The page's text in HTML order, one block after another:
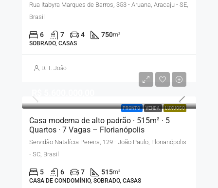
Rua Itabyra Marques de Barros, 353 - Aruana, Aracaju - SE,
Brasil
6 7 4 750m²
SOBRADO, CASAS
D. T. João
PRONTO VENDA LUXUOSO
Casa moderna de alto padrão · 515m² · 5
Quartos · 7 Vagas – Florianópolis
Servidão Natalícia Pereira, 129 - João Paulo, Florianópolis
- SC, Brasil
5 6 7 515m²
CASA DE CONDOMÍNIO, SOBRADO, CASAS